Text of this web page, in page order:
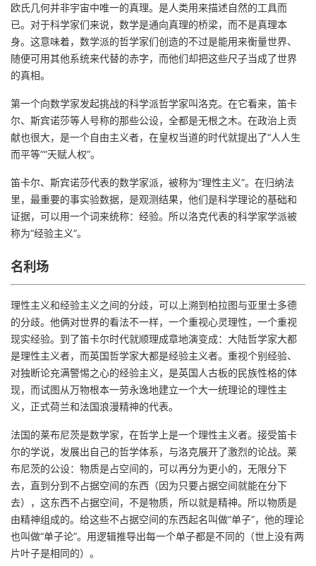
欧氏几何并非宇宙中唯一的真理。是人类用来描述自然的工具而
已。对于科学家们来说，数学是通向真理的桥梁，而不是真理本
身。这意味着，数学派的哲学家们创造的不过是能用来衡量世界、
随便可用其他系统来代替的赤字，而他们却把这些尺子当成了世界
的真相。
第一个向数学家发起挑战的科学派哲学家叫洛克。在它看来，笛卡
尔、斯宾诺莎等人号称的那些公设，全都是无根之木。在政治上贡
献也很大，是一个自由主义者，在皇权当道的时代就提出了“人人生
而平等”“天赋人权”。
笛卡尔、斯宾诺莎代表的数学家派，被称为“理性主义”。在归纳法
里，最重要的事实验数据，是观测结果，他们是科学理论的基础和
证据，可以用一个词来统称：经验。所以洛克代表的科学家学派被
称为“经验主义”。
名利场
理性主义和经验主义之间的分歧，可以上溯到柏拉图与亚里士多德
的分歧。他俩对世界的看法不一样，一个重视心灵理性，一个重视
现实经验。到了笛卡尔时代就顺理成章地演变成：大陆哲学家大都
是理性主义者，而英国哲学家大都是经验主义者。重视个别经验、
对独断论充满警惕之心的经验主义，是英国人古板的民族性格的体
现，而试图从万物根本一劳永逸地建立一个大一统理论的理性主
义，正式荷兰和法国浪漫精神的代表。
法国的莱布尼茨是数学家，在哲学上是一个理性主义者。接受笛卡
尔的学说，发展出自己的哲学体系，与洛克展开了激烈的论战。莱
布尼茨的公设：物质是占空间的，可以再分为更小的，无限分下
去，直到分到不占据空间的东西（因为只要占据空间就能在分下
去），这东西不占据空间，不是物质，所以就是精神。所以物质是
由精神组成的。给这些不占据空间的东西起名叫做“单子”，他的理论
也叫做“单子论”。用逻辑推导出每一个单子都是不同的（世上没有两
片叶子是相同的）。